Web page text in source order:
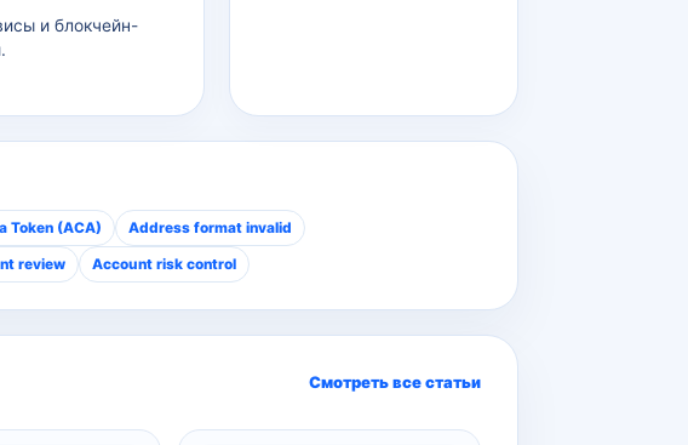
и блокчейн-
Token (ACA) Address format invalid
review Account risk control
Смотреть все статьи